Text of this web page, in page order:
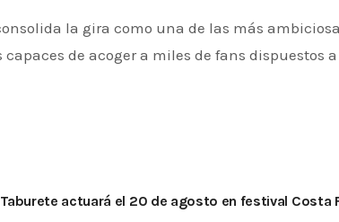
la gira como una de las más
de acoger a miles de fans dispuestos a
Taburete actuará el 20 de agosto en festival Costa